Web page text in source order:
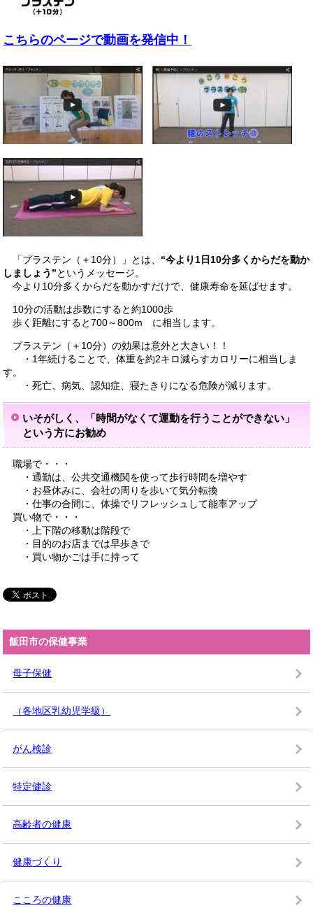
こちらのページで動画を発信中！
「プラステン（＋10分）」とは、 “今より1日10分多くからだを動か
しましょう”というメッセージ。
今より10分多くからだを動かすだけで、健康寿命を延ばせます。
10分の活動は歩数にすると約1000歩
歩く距離にすると700～800m に相当します。
プラステン（＋10分）の効果は意外と大きい！！
・1年続けることで、体重を約2キロ減らすカロリーに相当しま
す。
・死亡、病気、認知症、寝たきりになる危険が減ります。
いそがしく、「時間がなくて運動を行うことができない」
という方にお勧め
職場で・・・
・通勤は、公共交通機関を使って歩行時間を増やす
・お昼休みに、会社の周りを歩いて気分転換
・仕事の合間に、体操でリフレッシュして能率アップ
買い物で・・・
・上下階の移動は階段で
・目的のお店までは早歩きで
・買い物かごは手に持って
飯田市の保健事業
母子保健
（各地区乳幼児学級）
がん検診
特定健診
高齢者の健康
健康づくり
こころの健康